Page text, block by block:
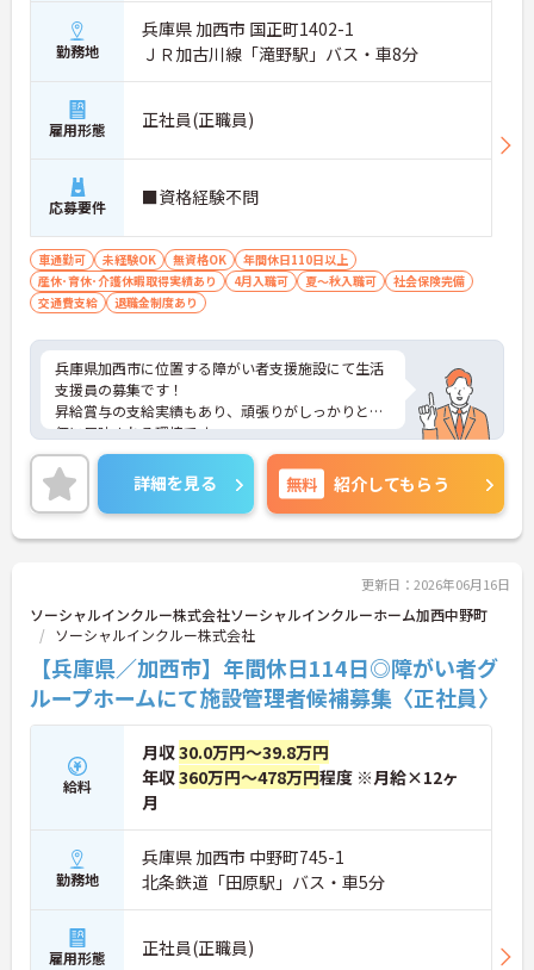
勤務地
兵庫県 加西市 国正町1402-1
ＪＲ加古川線「滝野駅」バス・車8分
雇用形態 正社員(正職員)
応募要件 ■資格経験不問
車通勤可 未経験OK 無資格OK
年間休日110日以上
産休･育休･介護休暇取得実績あり
4月入職可 夏～秋入職可
社会保険完備
交通費支給
退職金制度あり
兵庫県加西市に位置する障がい者支援施設にて生活
支援員の募集です！
昇給賞与の支給実績もあり、頑張りがしっかりと評
価に反映される環境です。
ご興味ある方には、面接対策ポイントなど、さらに
詳細をお話しいたしますのでお気軽にご相談くださ
い！
詳細を見る 無料 紹介してもらう
更新日：2026年06月16日
ソーシャルインクルー株式会社ソーシャルインクルーホーム加西中野町
ソーシャルインクルー株式会社
【兵庫県／加西市】年間休日114日◎障がい者グ
ループホームにて施設管理者候補募集〈正社員〉
給料
月収30.0万円～39.8万円
年収360万円～478万円程度 ※月給×12ヶ
月
勤務地
兵庫県 加西市 中野町745-1
北条鉄道「田原駅」バス・車5分
雇用形態 正社員(正職員)